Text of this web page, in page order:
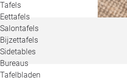
Tafels
Eettafels
Salontafels
Bijzettafels
Sidetables
Bureaus
Tafelbladen